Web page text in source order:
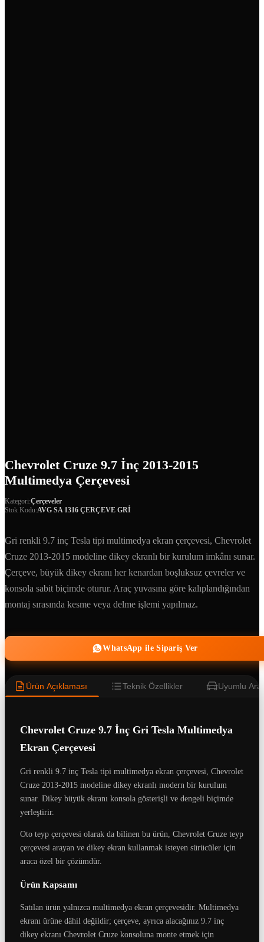
Chevrolet Cruze 9.7 İnç 2013-2015
Multimedya Çerçevesi
Kategori:Çerçeveler
Stok Kodu:AVG SA 1316 ÇERÇEVE GRİ
Gri renkli 9.7 inç Tesla tipi multimedya ekran çerçevesi, Chevrolet
Cruze 2013-2015 modeline dikey ekranlı bir kurulum imkânı sunar.
Çerçeve, büyük dikey ekranı her kenardan boşluksuz çevreler ve
konsola sabit biçimde oturur. Araç yuvasına göre kalıplandığından
montaj sırasında kesme veya delme işlemi yapılmaz.
WhatsApp ile Sipariş Ver
Ürün Açıklaması Teknik Özellikler Uyumlu
Chevrolet Cruze 9.7 İnç Gri Tesla Multimedya
Ekran Çerçevesi
Gri renkli 9.7 inç Tesla tipi multimedya ekran çerçevesi, Chevrolet
Cruze 2013-2015 modeline dikey ekranlı modern bir kurulum
sunar. Dikey büyük ekranı konsola gösterişli ve dengeli biçimde
yerleştirir.
Oto teyp çerçevesi olarak da bilinen bu ürün, Chevrolet Cruze teyp
çerçevesi arayan ve dikey ekran kullanmak isteyen sürücüler için
araca özel bir çözümdür.
Ürün Kapsamı
Satılan ürün yalnızca multimedya ekran çerçevesidir. Multimedya
ekranı ürüne dâhil değildir; çerçeve, ayrıca alacağınız 9.7 inç
dikey ekranı Chevrolet Cruze konsoluna monte etmek için